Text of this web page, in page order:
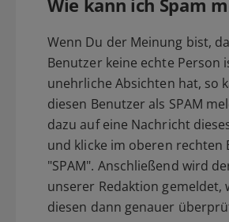
Wie kann ich Spam
Wenn Du der Meinung bist,
Benutzer keine echte Person
unehrliche Absichten hat, so
diesen Benutzer als SPAM
dazu auf eine Nachricht
und klicke im oberen rechten
"SPAM". Anschließend wird
unserer Redaktion gemeldet,
diesen dann genauer